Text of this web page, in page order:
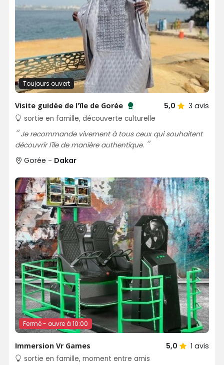
Toujours ouvert
Visite guidée de l'île de Gorée
Testé et approuvé par SénéGuide
5,0 3 avis
sortie en famille, découverte culturelle
Je recommande vivement à tous ceux qui souhaitent
découvrir l'île de manière authentique.
Gorée - Dakar
Fermé - ouvre à 10:00
Immersion Vr Games 5,0 1 avis
sortie en famille, moment entre amis